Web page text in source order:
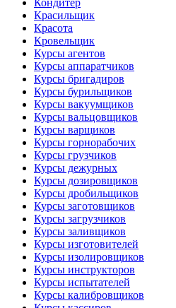
Кондитер
Красильщик
Красота
Кровельщик
Курсы агентов
Курсы аппаратчиков
Курсы бригадиров
Курсы бурильщиков
Курсы вакуумщиков
Курсы вальцовщиков
Курсы варщиков
Курсы горнорабочих
Курсы грузчиков
Курсы дежурных
Курсы дозировщиков
Курсы дробильщиков
Курсы заготовщиков
Курсы загрузчиков
Курсы заливщиков
Курсы изготовителей
Курсы изолировщиков
Курсы инструкторов
Курсы испытателей
Курсы калибровщиков